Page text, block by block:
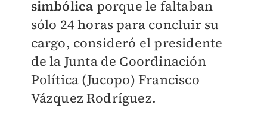
simbólica porque le faltaban
sólo 24 horas para concluir su
cargo, consideró el presidente
de la Junta de Coordinación
Política (Jucopo) Francisco
Vázquez Rodríguez.